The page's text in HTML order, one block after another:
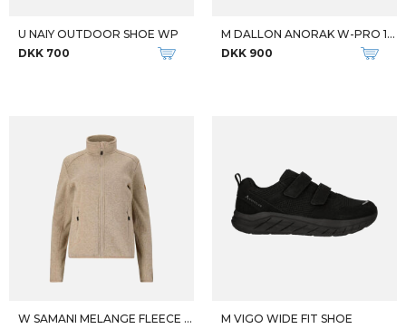
U NAIY OUTDOOR SHOE WP
DKK 700
M DALLON ANORAK W-PRO 10000
DKK 900
W SAMANI MELANGE FLEECE JKT
M VIGO WIDE FIT SHOE